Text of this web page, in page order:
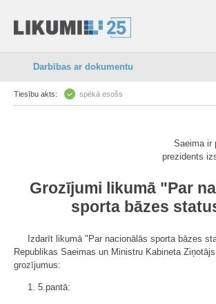
Darbības ar dokumentu
Tiesību akts: spēkā esošs
Saeima ir
prezidents
Grozījumi likumā "Par
sporta bāzes
Izdarīt likumā "Par nacionālās sporta bāzes
Republikas Saeimas un Ministru Kabineta
grozījumus:
1. 5.pantā: